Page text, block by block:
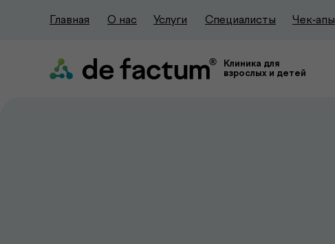
Главная О нас Услуги Специалисты Чек-апы
Клиника для
взрослых и детей